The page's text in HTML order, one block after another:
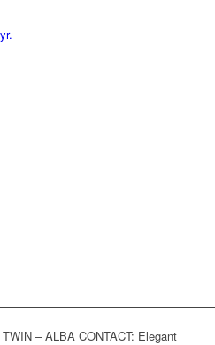
TWIN – ALBA CONTACT: Elegant